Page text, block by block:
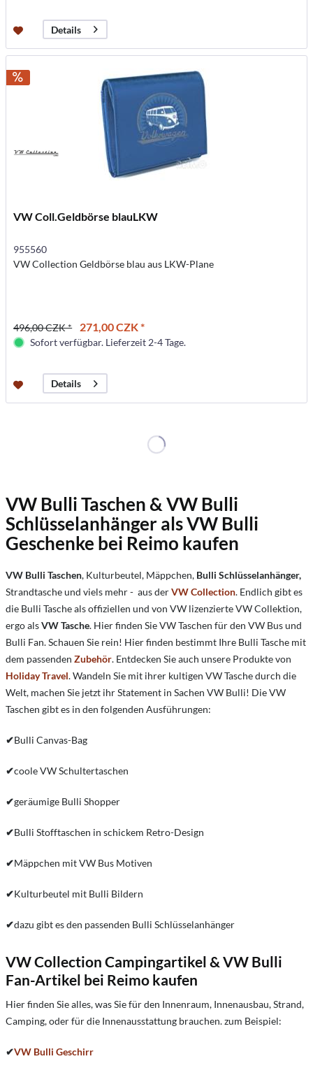
Details
VW Coll.Geldbörse blauLKW
955560
VW Collection Geldbörse blau aus LKW-Plane
496,00 CZK * 271,00 CZK *
Sofort verfügbar. Lieferzeit 2-4 Tage.
Details
VW Bulli Taschen & VW Bulli
Schlüsselanhänger als VW Bulli
Geschenke bei Reimo kaufen
VW Bulli Taschen, Kulturbeutel, Mäppchen, Bulli Schlüsselanhänger,
Strandtasche und viels mehr - aus derVW Collection. Endlich gibt es
die Bulli Tasche als offiziellen und von VW lizenzierte VW Collektion,
ergo alsVW Tasche. Hier finden Sie VW Taschen für den VW Bus und
Bulli Fan. Schauen Sie rein! Hier finden bestimmt Ihre Bulli Tasche mit
dem passenden Zubehör. Entdecken Sie auch unsere Produkte von
Holiday Travel. Wandeln Sie mit ihrer kultigen VW Tasche durch die
Welt, machen Sie jetzt ihr Statement in Sachen VW Bulli! Die VW
Taschen gibt es in den folgenden Ausführungen:
✔Bulli Canvas-Bag
✔coole VW Schultertaschen
✔geräumige Bulli Shopper
✔Bulli Stofftaschen in schickem Retro-Design
✔Mäppchen mit VW Bus Motiven
✔Kulturbeutel mit Bulli Bildern
✔dazu gibt es den passenden Bulli Schlüsselanhänger
VW Collection Campingartikel & VW Bulli
Fan-Artikel bei Reimo kaufen
Hier finden Sie alles, was Sie für den Innenraum, Innenausbau, Strand,
Camping, oder für die Innenausstattung brauchen. zum Beispiel:
✔VW Bulli Geschirr